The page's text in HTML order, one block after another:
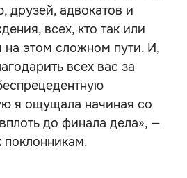
друзей, адвокатов и
всех, кто так или
на этом сложном пути. И,
всех вас за
я ощущала начиная со
до финала дела», —